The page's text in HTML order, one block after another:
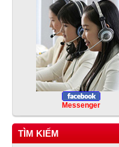
Messenger
TÌM KIẾM